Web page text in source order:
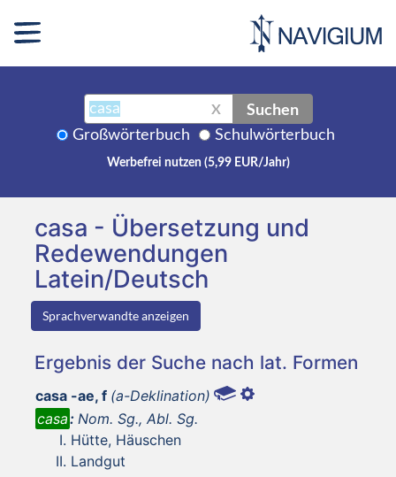
X Suchen
Großwörterbuch Schulwörterbuch
Werbefrei nutzen (5,99 EUR/Jahr)
casa - Übersetzung und
Redewendungen
Latein/Deutsch
Sprachverwandte anzeigen
Ergebnis der Suche nach lat. Formen
casa -ae, f (a-Deklination)
casa: Nom. Sg., Abl. Sg.
Hütte, Häuschen
Landgut